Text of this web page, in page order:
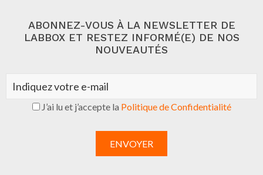
ABONNEZ-VOUS À LA NEWSLETTER DE
LABBOX ET RESTEZ INFORMÉ(E) DE NOS
NOUVEAUTÉS
J’ai lu et j’accepte la Politique de Confidentialité